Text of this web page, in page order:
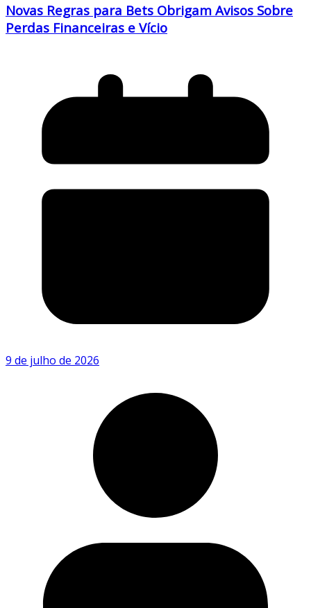
Novas Regras para Bets Obrigam Avisos Sobre
Perdas Financeiras e Vício
9 de julho de 2026